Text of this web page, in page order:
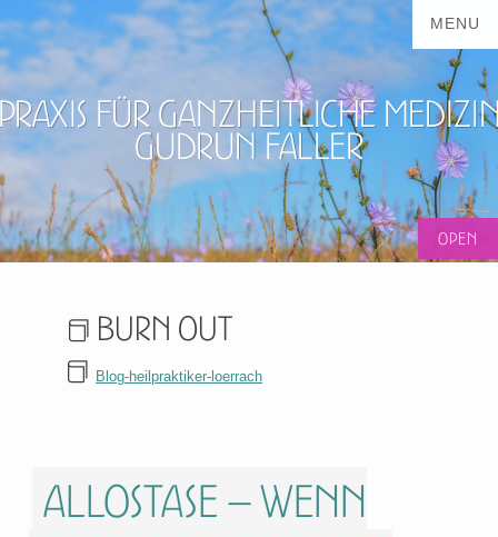
für ganzheitliche
Gudrun Faller
Burn out
Blog-heilpraktiker-loerrach
Allostase – wenn